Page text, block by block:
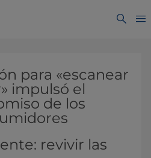
para «escanear
impulsó el
de los
revivir las